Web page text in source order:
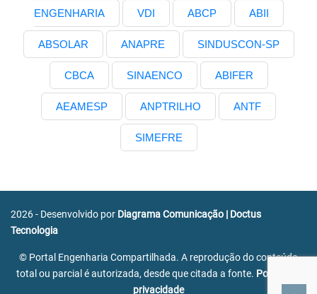
ENGENHARIA VDI ABCP ABII
ABSOLAR ANAPRE SINDUSCON-SP
CBCA SINAENCO ABIFER
AEAMESP ANPTRILHO ANTF
SIMEFRE
2026 - Desenvolvido por Diagrama Comunicação | Doctus
Tecnologia
© Portal Engenharia Compartilhada. A reprodução do conteúdo
total ou parcial é autorizada, desde que citada a fonte. Política de
privacidade